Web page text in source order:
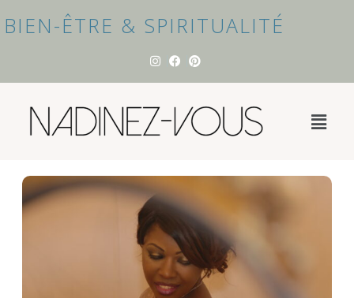
BIEN-ÊTRE & SPIRITUALITÉ